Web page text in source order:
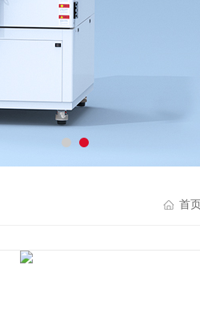
首页